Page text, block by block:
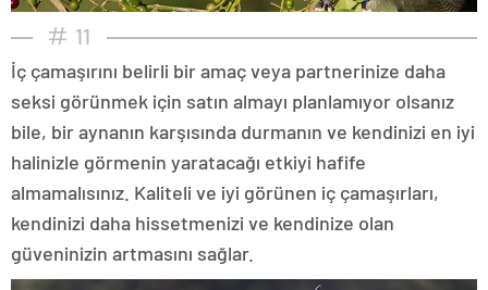
11
İç çamaşırını belirli bir amaç veya partnerinize daha
seksi görünmek için satın almayı planlamıyor olsanız
bile, bir aynanın karşısında durmanın ve kendinizi en iyi
halinizle görmenin yaratacağı etkiyi hafife
almamalısınız. Kaliteli ve iyi görünen iç çamaşırları,
kendinizi daha hissetmenizi ve kendinize olan
güveninizin artmasını sağlar.